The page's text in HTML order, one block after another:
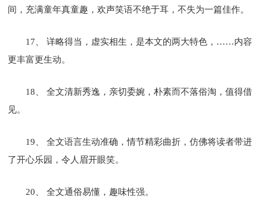
间，充满童年真童趣，欢声笑语不绝于耳，不失为一篇佳作。
17、 详略得当，虚实相生，是本文的两大特色，……内容
更丰富更生动。
18、 全文清新秀逸，亲切委婉，朴素而不落俗淘，值得借
见。
19、 全文语言生动准确，情节精彩曲折，仿佛将读者带进
了开心乐园，令人眉开眼笑。
20、 全文通俗易懂，趣味性强。